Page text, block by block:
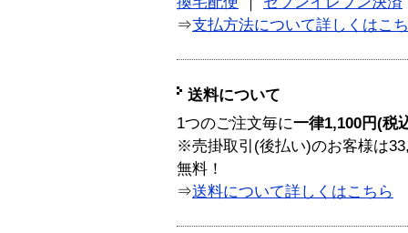
⇒支払方法について詳しくはこ
送料について
1つのご注文毎に一律1,100円(税
※売掛取引(後払い)のお客様は
無料！
⇒送料について詳しくはこちら